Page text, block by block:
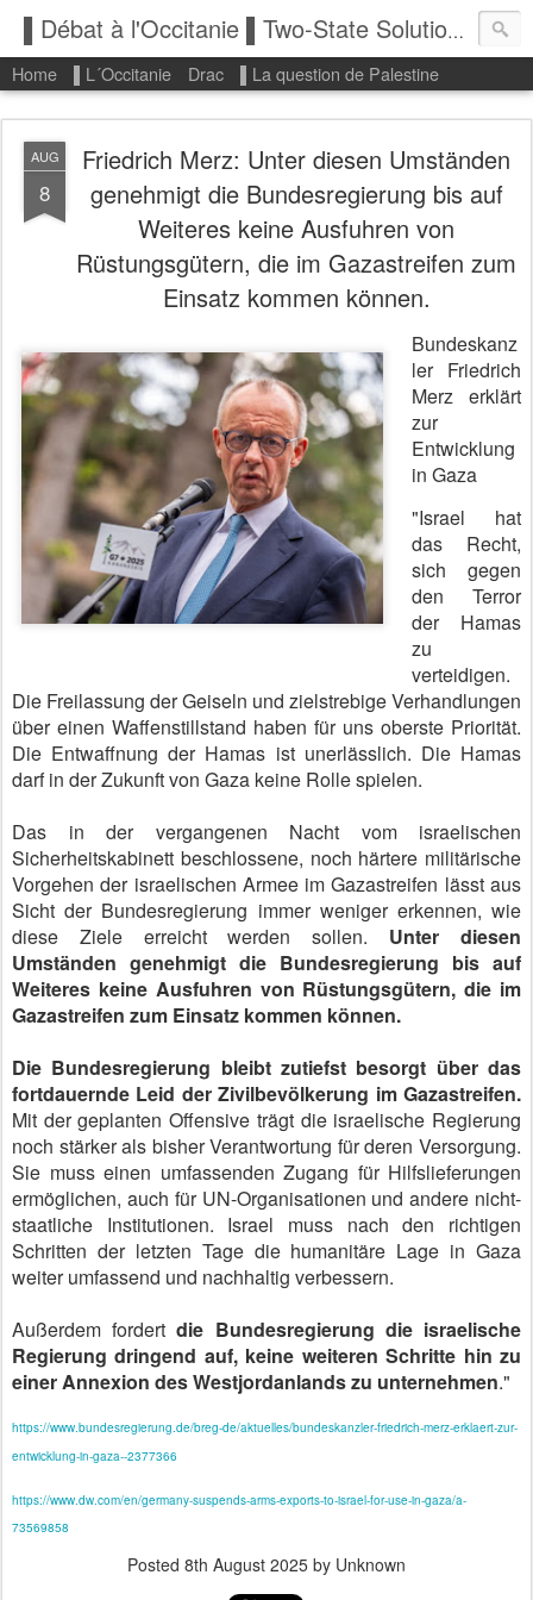
▌Débat à l'Occitanie ▌Two-State Solution: State of Palestine
Home ▌L´Occitanie Drac ▌La question de Palestine
AUG
8
Friedrich Merz: Unter diesen Umständen
genehmigt die Bundesregierung bis auf
Weiteres keine Ausfuhren von
Rüstungsgütern, die im Gazastreifen zum
Einsatz kommen können.
Bundeskanz
ler Friedrich
Merz erklärt
zur
Entwicklung
in Gaza
"Israel hat
das Recht,
sich gegen
den Terror
der Hamas
zu
verteidigen.
Die Freilassung der Geiseln und zielstrebige Verhandlungen
über einen Waffenstillstand haben für uns oberste Priorität.
Die Entwaffnung der Hamas ist unerlässlich. Die Hamas
darf in der Zukunft von Gaza keine Rolle spielen.
Das in der vergangenen Nacht vom israelischen
Sicherheitskabinett beschlossene, noch härtere militärische
Vorgehen der israelischen Armee im Gazastreifen lässt aus
Sicht der Bundesregierung immer weniger erkennen, wie
diese Ziele erreicht werden sollen. Unter diesen
Umständen genehmigt die Bundesregierung bis auf
Weiteres keine Ausfuhren von Rüstungsgütern, die im
Gazastreifen zum Einsatz kommen können.
Die Bundesregierung bleibt zutiefst besorgt über das
fortdauernde Leid der Zivilbevölkerung im Gazastreifen.
Mit der geplanten Offensive trägt die israelische Regierung
noch stärker als bisher Verantwortung für deren Versorgung.
Sie muss einen umfassenden Zugang für Hilfslieferungen
ermöglichen, auch für UN-Organisationen und andere nicht-
staatliche Institutionen. Israel muss nach den richtigen
Schritten der letzten Tage die humanitäre Lage in Gaza
weiter umfassend und nachhaltig verbessern.
Außerdem fordertdie Bundesregierung die israelische
Regierung dringend auf, keine weiteren Schritte hin zu
einer Annexion des Westjordanlands zu unternehmen."
https://www.bundesregierung.de/breg-de/aktuelles/bundeskanzler-friedrich-merz-erklaert-zur-
entwicklung-in-gaza--2377366
https://www.dw.com/en/germany-suspends-arms-exports-to-israel-for-use-in-gaza/a-
73569858
Posted 8th August 2025 by Unknown